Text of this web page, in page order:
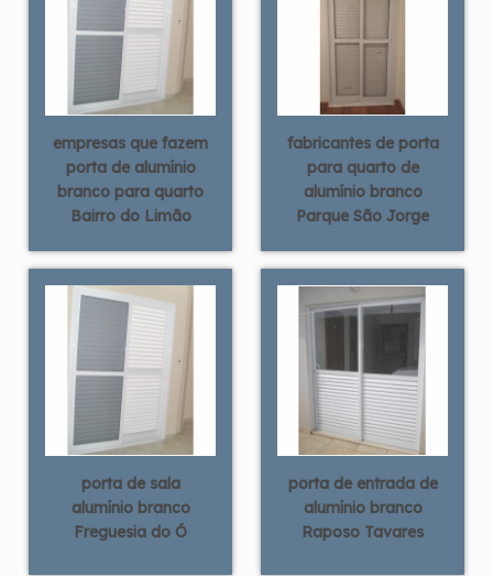
empresas que fazem
porta de alumínio
branco para quarto
Bairro do Limão
fabricantes de porta
para quarto de
alumínio branco
Parque São Jorge
porta de sala
alumínio branco
Freguesia do Ó
porta de entrada de
alumínio branco
Raposo Tavares